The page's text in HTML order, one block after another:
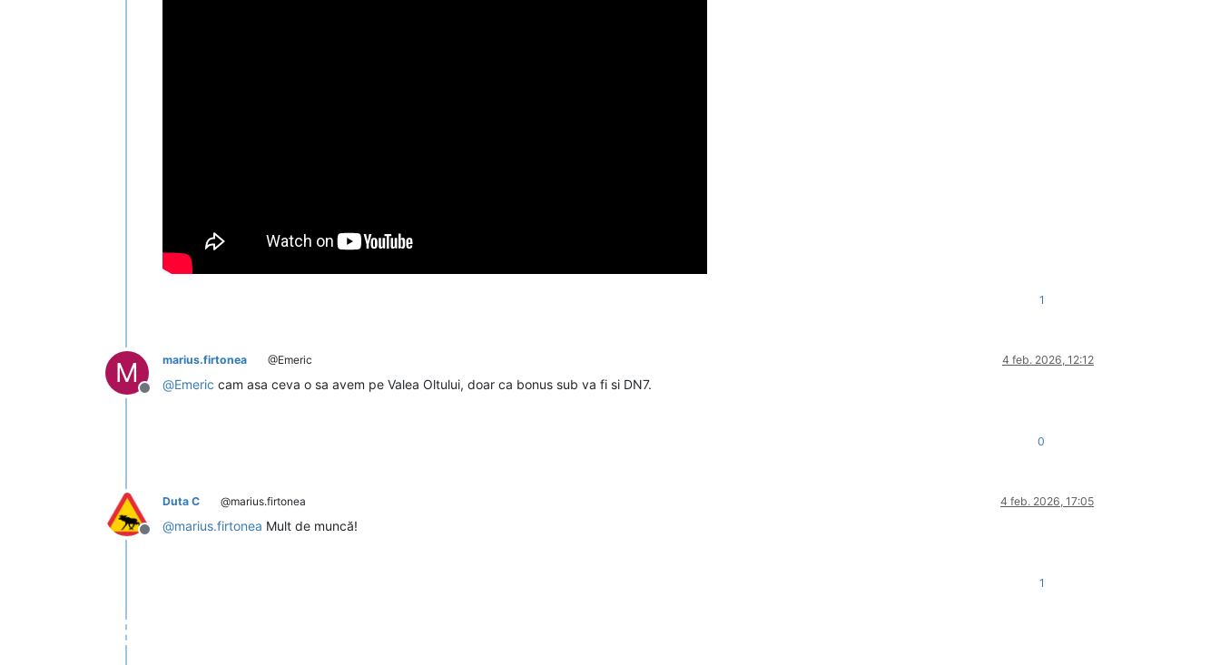
1
M
Deconectat
marius.firtonea @Emeric 4 feb. 2026, 12:12
@Emeric cam asa ceva o sa avem pe Valea Oltului, doar ca bonus sub va fi si DN7.
0
Deconectat
Duta C @marius.firtonea 4 feb. 2026, 17:05
@marius.firtonea Mult de muncă!
1